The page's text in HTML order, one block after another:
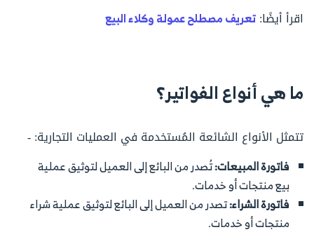
اقرأ أيضًا:تعريف مصطلح عمولة وكلاء البيع
ما هي أنواع الفواتير؟
تتمثل الأنواع الشائعة المُستخدمة في العمليات التجارية: -
فاتورة المبيعات:تُصدر من البائع إلى العميل لتوثيق عملية
بيع منتجات أو خدمات.
فاتورة الشراء:تصدر من العميل إلى البائع لتوثيق عملية شراء
منتجات أو خدمات.